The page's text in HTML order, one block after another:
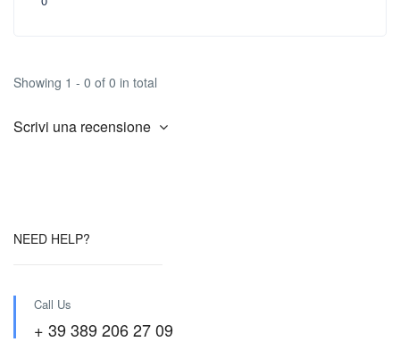
Showing 1 - 0 of 0 in total
Scrivi una recensione
NEED HELP?
Call Us
+ 39 389 206 27 09